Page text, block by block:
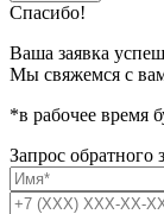
Спасибо!
Ваша заявка
Мы свяжемся с
*в рабочее время
Запрос обратного